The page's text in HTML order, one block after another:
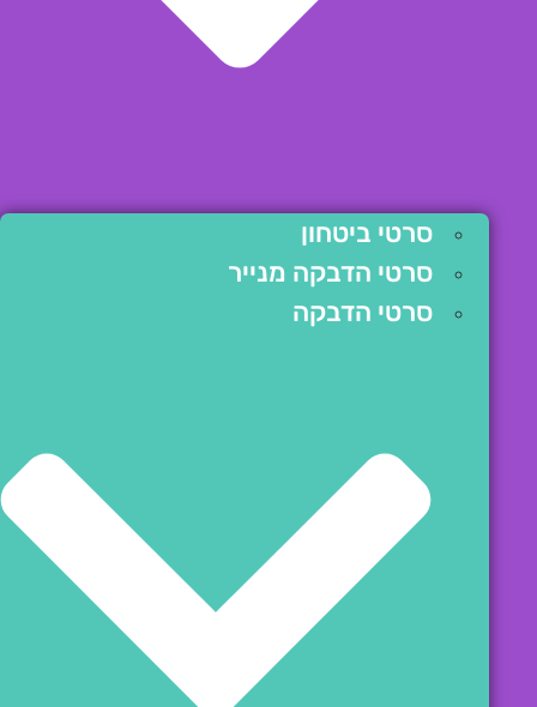
סרטי ביטחון
סרטי הדבקה מנייר
סרטי הדבקה